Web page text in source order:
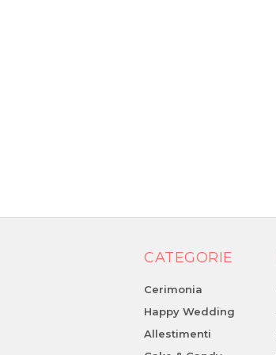
CATEGORIE
Cerimonia
Happy Wedding
Allestimenti